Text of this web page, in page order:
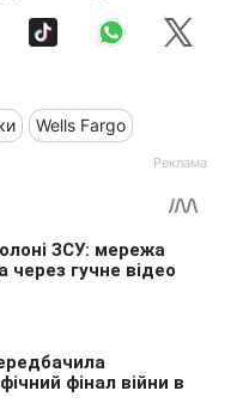
Wells Fargo